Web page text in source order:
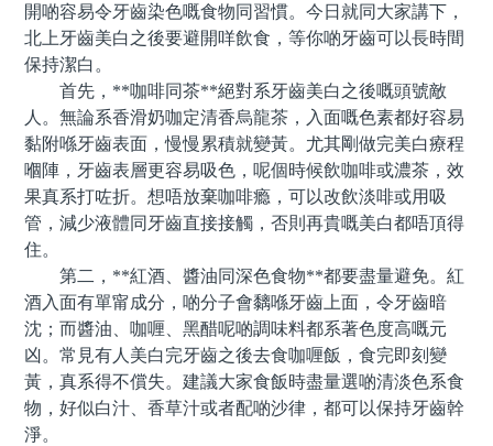
開啲容易令牙齒染色嘅食物同習慣。今日就同大家講下，
北上牙齒美白之後要避開咩飲食，等你啲牙齒可以長時間
保持潔白。
首先，**咖啡同茶**絕對系牙齒美白之後嘅頭號敵
人。無論系香滑奶咖定清香烏龍茶，入面嘅色素都好容易
黏附喺牙齒表面，慢慢累積就變黃。尤其剛做完美白療程
嗰陣，牙齒表層更容易吸色，呢個時候飲咖啡或濃茶，效
果真系打咗折。想唔放棄咖啡瘾，可以改飲淡啡或用吸
管，減少液體同牙齒直接接觸，否則再貴嘅美白都唔頂得
住。
第二，**紅酒、醬油同深色食物**都要盡量避免。紅
酒入面有單甯成分，啲分子會黐喺牙齒上面，令牙齒暗
沈；而醬油、咖喱、黑醋呢啲調味料都系著色度高嘅元
凶。常見有人美白完牙齒之後去食咖喱飯，食完即刻變
黃，真系得不償失。建議大家食飯時盡量選啲清淡色系食
物，好似白汁、香草汁或者配啲沙律，都可以保持牙齒幹
淨。